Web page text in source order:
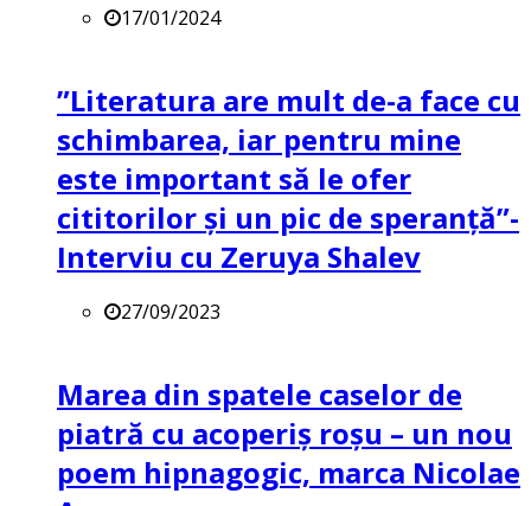
17/01/2024
”Literatura are mult de-a face cu
schimbarea, iar pentru mine
este important să le ofer
cititorilor și un pic de speranță”-
Interviu cu Zeruya Shalev
27/09/2023
Marea din spatele caselor de
piatră cu acoperiș roșu – un nou
poem hipnagogic, marca Nicolae